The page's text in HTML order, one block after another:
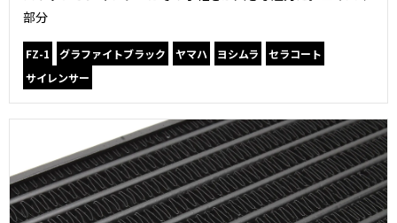
部分
FZ-1 グラファイトブラック ヤマハ ヨシムラ
セラコート
サイレンサー